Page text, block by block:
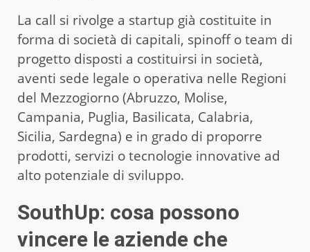
La call si rivolge a startup già costituite in
forma di società di capitali, spinoff o team di
progetto disposti a costituirsi in società,
aventi sede legale o operativa nelle Regioni
del Mezzogiorno (Abruzzo, Molise,
Campania, Puglia, Basilicata, Calabria,
Sicilia, Sardegna) e in grado di proporre
prodotti, servizi o tecnologie innovative ad
alto potenziale di sviluppo.
SouthUp: cosa possono
vincere le aziende che